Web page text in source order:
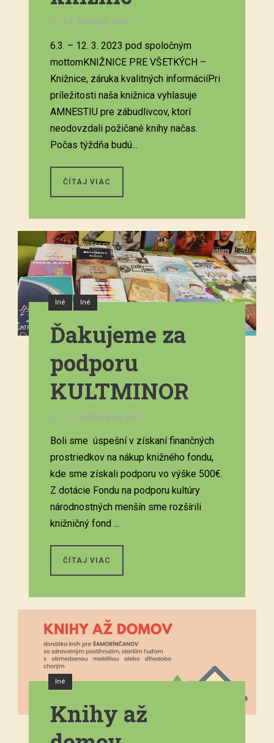
07. MARCA 2023.
6.3. – 12. 3. 2023 pod spoločným
mottomKNIŽNICE PRE VŠETKÝCH –
Knižnice, záruka kvalitných informáciíPri
príležitosti naša knižnica vyhlasuje
AMNESTIU pre zábudlivcov, ktorí
neodovzdali požičané knihy načas.
Počas týždňa budú...
ČÍTAJ VIAC
Iné Iné
Ďakujeme za
podporu
KULTMINOR
11. DECEMBRA 2021.
Boli sme úspešní v získaní finančných
prostriedkov na nákup knižného fondu,
kde sme získali podporu vo výške 500€.
Z dotácie Fondu na podporu kultúry
národnostných menšín sme rozšírili
knižničný fond ...
ČÍTAJ VIAC
Iné
Knihy až